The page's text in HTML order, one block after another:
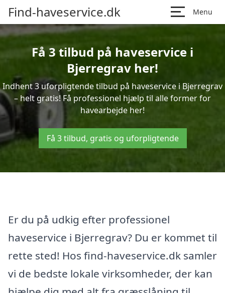
Find-haveservice.dk Menu
Få 3 tilbud på haveservice i
Bjerregrav her!
Indhent 3 uforpligtende tilbud på haveservice i Bjerregrav
– helt gratis! Få professionel hjælp til alle former for
havearbejde her!
Få 3 tilbud, gratis og uforpligtende
Er du på udkig efter professionel
haveservice i Bjerregrav? Du er kommet til
rette sted! Hos find-haveservice.dk samler
vi de bedste lokale virksomheder, der kan